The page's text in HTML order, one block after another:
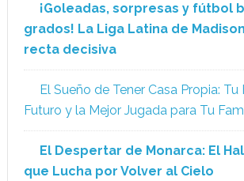
¡Goleadas, sorpresas y fútbol
grados! La Liga Latina de
recta decisiva
El Sueño de Tener Casa Propia: Tu
Futuro y la Mejor Jugada para Tu
El Despertar de Monarca: El
que Lucha por Volver al Cielo